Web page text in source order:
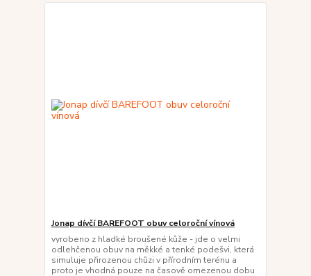
Jonap dívčí BAREFOOT obuv celoroční vínová
vyrobeno z hladké broušené kůže - jde o velmi
odlehčenou obuv na měkké a tenké podešvi, která
simuluje přirozenou chůzi v přírodním terénu a
proto je vhodná pouze na časově omezenou dobu